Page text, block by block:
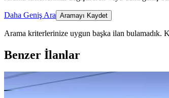
Daha Geniş Ara Aramayı Kaydet
Arama kriterlerinize uygun başka ilan bulamadık.
Benzer İlanlar
ÖNE ÇIKAN